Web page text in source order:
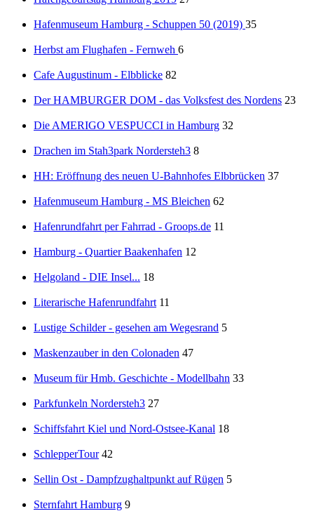
Hafenmuseum Hamburg - Schuppen 50 (2019) 35
Herbst am Flughafen - Fernweh 6
Cafe Augustinum - Elbblicke 82
Der HAMBURGER DOM - das Volksfest des Nordens 23
Die AMERIGO VESPUCCI in Hamburg 32
Drachen im Stah3park Nordersteh3 8
HH: Eröffnung des neuen U-Bahnhofes Elbbrücken 37
Hafenmuseum Hamburg - MS Bleichen 62
Hafenrundfahrt per Fahrrad - Groops.de 11
Hamburg - Quartier Baakenhafen 12
Helgoland - DIE Insel... 18
Literarische Hafenrundfahrt 11
Lustige Schilder - gesehen am Wegesrand 5
Maskenzauber in den Colonaden 47
Museum für Hmb. Geschichte - Modellbahn 33
Parkfunkeln Nordersteh3 27
Schiffsfahrt Kiel und Nord-Ostsee-Kanal 18
SchlepperTour 42
Sellin Ost - Dampfzughaltpunkt auf Rügen 5
Sternfahrt Hamburg 9